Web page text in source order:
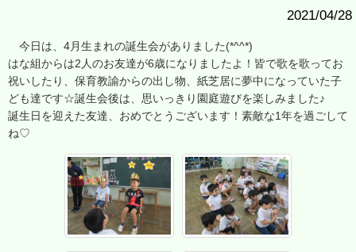
2021/04/28
今日は、4月生まれの誕生会がありました(*^^*)
はな組からは2人のお友達が6歳になりましたよ！皆で歌を歌ってお
祝いしたり、保育教諭からの出し物、紙芝居に夢中になっていた子
ども達です☆誕生会後は、思いっきり園庭遊びを楽しみました♪
誕生日を迎えた友達、おめでとうございます！素敵な1年を過ごして
ね♡